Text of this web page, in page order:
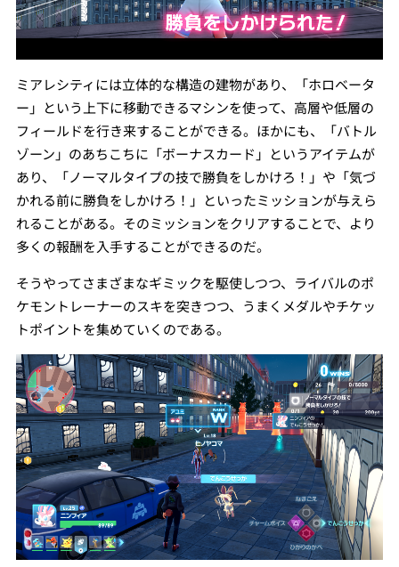
ミアレシティには立体的な構造の建物があり、「ホロベータ
ー」という上下に移動できるマシンを使って、高層や低層の
フィールドを行き来することができる。ほかにも、「バトル
ゾーン」のあちこちに「ボーナスカード」というアイテムが
あり、「ノーマルタイプの技で勝負をしかけろ！」や「気づ
かれる前に勝負をしかけろ！」といったミッションが与えら
れることがある。そのミッションをクリアすることで、より
多くの報酬を入手することができるのだ。
そうやってさまざまなギミックを駆使しつつ、ライバルのポ
ケモントレーナーのスキを突きつつ、うまくメダルやチケッ
トポイントを集めていくのである。